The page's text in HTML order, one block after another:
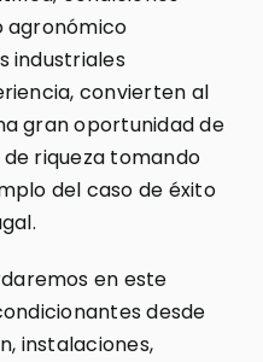
agronómico
industriales
convierten al
gran oportunidad de
riqueza tomando
del caso de éxito
en este
desde
instalaciones,